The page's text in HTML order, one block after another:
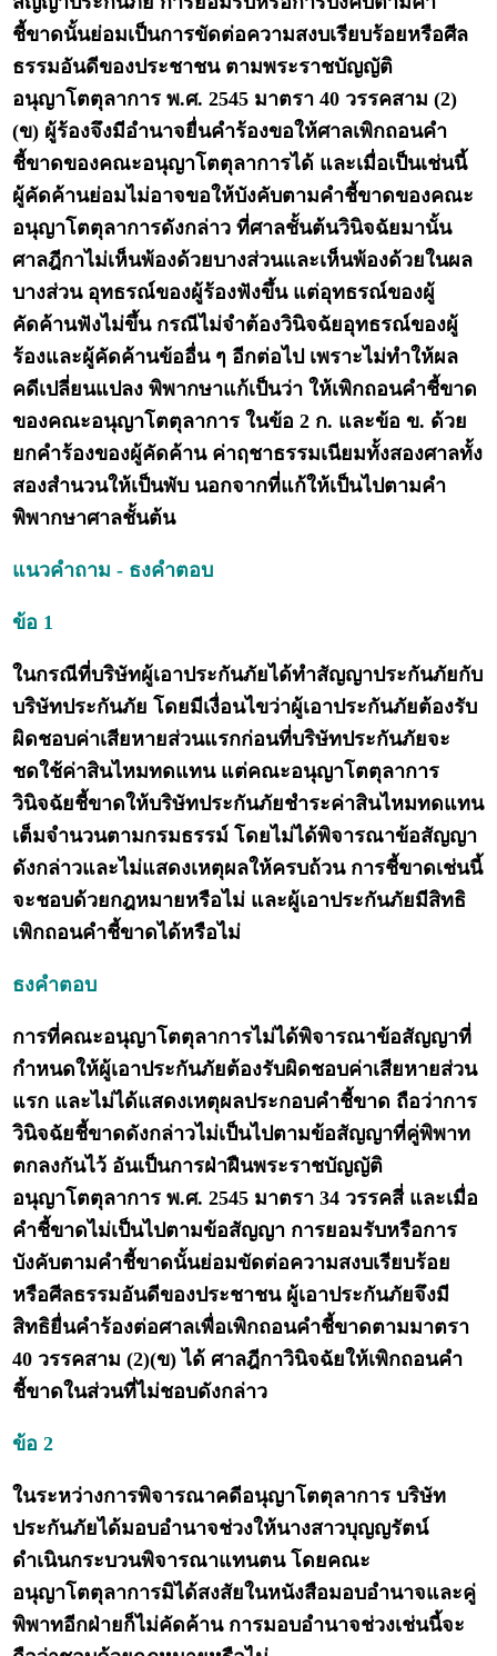
ชี้ขาดนั้นย่อมเป็นการขัดต่อความสงบเรียบร้อยหรือศีล
ธรรมอันดีของประชาชน ตามพระราชบัญญัติ
อนุญาโตตุลาการ พ.ศ. 2545 มาตรา 40 วรรคสาม (2)
(ข) ผู้ร้องจึงมีอำนาจยื่นคำร้องขอให้ศาลเพิกถอนคำ
ชี้ขาดของคณะอนุญาโตตุลาการได้ และเมื่อเป็นเช่นนี้
ผู้คัดค้านย่อมไม่อาจขอให้บังคับตามคำชี้ขาดของคณะ
อนุญาโตตุลาการดังกล่าว ที่ศาลชั้นต้นวินิจฉัยมานั้น
ศาลฎีกาไม่เห็นพ้องด้วยบางส่วนและเห็นพ้องด้วยในผล
บางส่วน อุทธรณ์ของผู้ร้องฟังขึ้น แต่อุทธรณ์ของผู้
คัดค้านฟังไม่ขึ้น กรณีไม่จำต้องวินิจฉัยอุทธรณ์ของผู้
ร้องและผู้คัดค้านข้ออื่น ๆ อีกต่อไป เพราะไม่ทำให้ผล
คดีเปลี่ยนแปลง พิพากษาแก้เป็นว่า ให้เพิกถอนคำชี้ขาด
ของคณะอนุญาโตตุลาการ ในข้อ 2 ก. และข้อ ข. ด้วย
ยกคำร้องของผู้คัดค้าน ค่าฤชาธรรมเนียมทั้งสองศาลทั้ง
สองสำนวนให้เป็นพับ นอกจากที่แก้ให้เป็นไปตามคำ
พิพากษาศาลชั้นต้น
แนวคำถาม - ธงคำตอบ
ข้อ 1
ในกรณีที่บริษัทผู้เอาประกันภัยได้ทำสัญญาประกันภัยกับ
บริษัทประกันภัย โดยมีเงื่อนไขว่าผู้เอาประกันภัยต้องรับ
ผิดชอบค่าเสียหายส่วนแรกก่อนที่บริษัทประกันภัยจะ
ชดใช้ค่าสินไหมทดแทน แต่คณะอนุญาโตตุลาการ
วินิจฉัยชี้ขาดให้บริษัทประกันภัยชำระค่าสินไหมทดแทน
เต็มจำนวนตามกรมธรรม์ โดยไม่ได้พิจารณาข้อสัญญา
ดังกล่าวและไม่แสดงเหตุผลให้ครบถ้วน การชี้ขาดเช่นนี้
จะชอบด้วยกฎหมายหรือไม่ และผู้เอาประกันภัยมีสิทธิ
เพิกถอนคำชี้ขาดได้หรือไม่
ธงคำตอบ
การที่คณะอนุญาโตตุลาการไม่ได้พิจารณาข้อสัญญาที่
กำหนดให้ผู้เอาประกันภัยต้องรับผิดชอบค่าเสียหายส่วน
แรก และไม่ได้แสดงเหตุผลประกอบคำชี้ขาด ถือว่าการ
วินิจฉัยชี้ขาดดังกล่าวไม่เป็นไปตามข้อสัญญาที่คู่พิพาท
ตกลงกันไว้ อันเป็นการฝ่าฝืนพระราชบัญญัติ
อนุญาโตตุลาการ พ.ศ. 2545 มาตรา 34 วรรคสี่ และเมื่อ
คำชี้ขาดไม่เป็นไปตามข้อสัญญา การยอมรับหรือการ
บังคับตามคำชี้ขาดนั้นย่อมขัดต่อความสงบเรียบร้อย
หรือศีลธรรมอันดีของประชาชน ผู้เอาประกันภัยจึงมี
สิทธิยื่นคำร้องต่อศาลเพื่อเพิกถอนคำชี้ขาดตามมาตรา
40 วรรคสาม (2)(ข) ได้ ศาลฎีกาวินิจฉัยให้เพิกถอนคำ
ชี้ขาดในส่วนที่ไม่ชอบดังกล่าว
ข้อ 2
ในระหว่างการพิจารณาคดีอนุญาโตตุลาการ บริษัท
ประกันภัยได้มอบอำนาจช่วงให้นางสาวบุญญรัตน์
ดำเนินกระบวนพิจารณาแทนตน โดยคณะ
อนุญาโตตุลาการมิได้สงสัยในหนังสือมอบอำนาจและคู่
พิพาทอีกฝ่ายก็ไม่คัดค้าน การมอบอำนาจช่วงเช่นนี้จะ